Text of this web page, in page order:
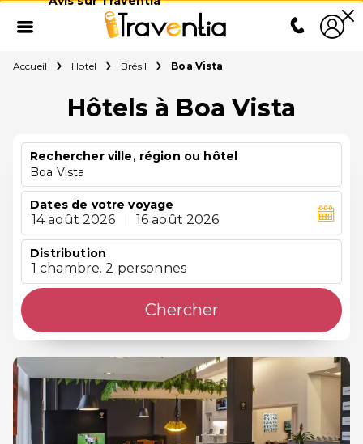
Accueil Hotel Brésil Boa Vista
Hôtels à Boa Vista
Rechercher ville, région ou hôtel
Boa Vista
Dates de votre voyage
14 août 2026 16 août 2026
Distribution
1 chambre. 2 personnes
Chercher